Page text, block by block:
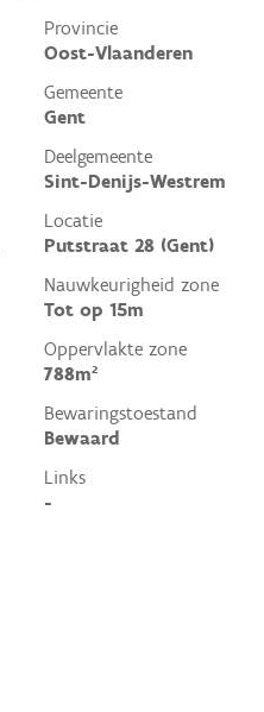
Provincie
Oost-Vlaanderen
Gemeente
Gent
Deelgemeente
Sint-Denijs-Westrem
Locatie
Putstraat 28 (Gent)
Nauwkeurigheid zone
Tot op 15m
Oppervlakte zone
788m²
Bewaringstoestand
Bewaard
Links
-